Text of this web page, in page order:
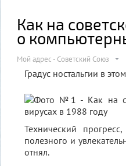
Как на
о
Мой адрес - Советский Союз
Градус ностальгии в
Технический
полезного и
отнял.